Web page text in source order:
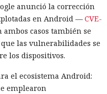
anunció la corrección
en Android —CVE-
ambos casos también se
las vulnerabilidades se
los dispositivos.
el ecosistema Android:
emplearon